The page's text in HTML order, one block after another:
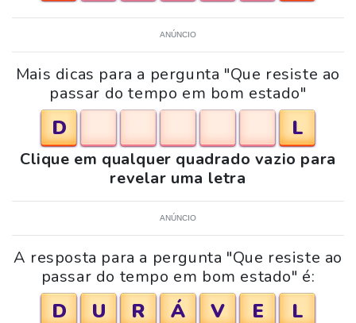
ANÚNCIO
Mais dicas para a pergunta "Que resiste ao
passar do tempo em bom estado"
D L
Clique em qualquer quadrado vazio para
revelar uma letra
ANÚNCIO
A resposta para a pergunta "Que resiste ao
passar do tempo em bom estado" é:
D U R Á V E L